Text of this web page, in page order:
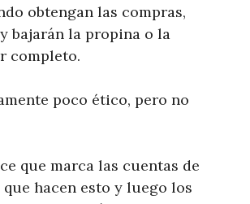
obtengan las compras,
bajarán la propina o la
completo.
poco ético, pero no
que marca las cuentas de
hacen esto y luego los